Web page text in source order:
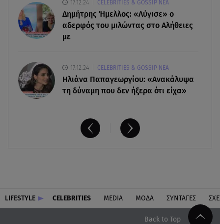
Νεκρή μεγαλόσωμη αρκούδα στην Καστοριά,
πιθανόν από πυροβολισμό
17.12.24 CELEBRITIES & GOSSIP ΝΕΑ
Δημήτρης Ήμελλος: «Λύγισε» ο
αδερφός του μιλώντας στο Αλήθειες
με
17.12.24 CELEBRITIES & GOSSIP ΝΕΑ
Ηλιάνα Παπαγεωργίου: «Ανακάλυψα
τη δύναμη που δεν ήξερα ότι είχα»
LIFESTYLE CELEBRITIES MEDIA ΜΟΔΑ ΣΥΝΤΑΓΕΣ
Back to Top